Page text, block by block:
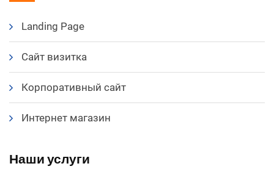
Landing Page
Сайт визитка
Корпоративный сайт
Интернет магазин
Наши услуги